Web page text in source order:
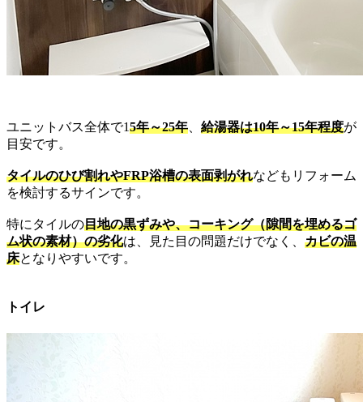
ユニットバス全体で15年～25年 給湯器は10年～15年程度が
目安です。
タイルのひび割れやFRP浴槽の表面剥がれなどもリフォーム
を検討するサインです。
特にタイルの目地の黒ずみや、コーキング（隙間を埋めるゴ
ム状の素材）の劣化は、見た目の問題だけでなく、 カビの温
床となりやすいです。
トイレ